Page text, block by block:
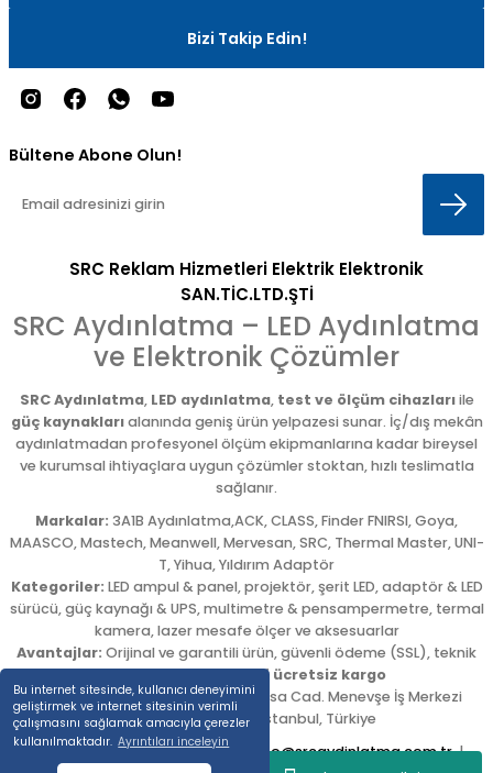
Bu internet sitesinde, kullanıcı deneyimini
geliştirmek ve internet sitesinin verimli
çalışmasını sağlamak amacıyla çerezler
kullanılmaktadır. Ayrıntıları inceleyin
Bizi Takip Edin!
Bültene Abone Olun!
SRC Reklam Hizmetleri Elektrik Elektronik
SAN.TİC.LTD.ŞTİ
SRC Aydınlatma – LED Aydınlatma
ve Elektronik Çözümler
SRC Aydınlatma, LED aydınlatma, test ve ölçüm cihazlarıile
güç kaynaklarıalanında geniş ürün yelpazesi sunar. İç/dış mekân
aydınlatmadan profesyonel ölçüm ekipmanlarına kadar bireysel
ve kurumsal ihtiyaçlara uygun çözümler stoktan, hızlı teslimatla
sağlanır.
Markalar: 3A1B Aydınlatma,ACK, CLASS, Finder FNIRSI, Goya,
MAASCO, Mastech, Meanwell, Mervesan, SRC, Thermal Master, UNI-
T, Yihua, Yıldırım Adaptör
Kategoriler: LED ampul & panel, projektör, şerit LED, adaptör & LED
sürücü, güç kaynağı & UPS, multimetre & pensampermetre, termal
kamera, lazer mesafe ölçer ve aksesuarlar
Avantajlar: Orijinal ve garantili ürün, güvenli ödeme (SSL), teknik
destek,5.000 TL üzeri ücretsiz kargo
Adres: Emekyemez Mah. Okçumusa Cad. Menevşe İş Merkezi
No:22/58,Beyoğlu/ İstanbul, Türkiye
Tel:0212 254 54 00|E-posta: info@srcaydinlatma.com.tr|